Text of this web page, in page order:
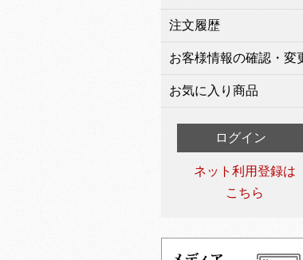
注文履歴
お客様情報の確認・変
お気に入り商品
ログイン
ネット利用登録は
こちら